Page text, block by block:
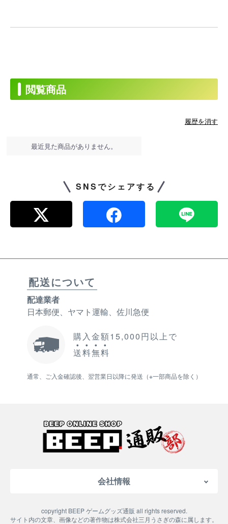
閲覧商品
履歴を消す
最近見た商品がありません。
SNSでシェアする
配送について
配達業者
日本郵便、ヤマト運輸、佐川急便
購入金額15,000円以上で
送料無料
通常、ご入金確認後、翌営業日以降に発送（※一部商品を除く）
会社情報
特定商取引法に基づく表記
copyright BEEP ゲームグッズ通販 all rights reserved.
サイト内の文章、画像などの著作物は株式会社三月うさぎの森に属します。